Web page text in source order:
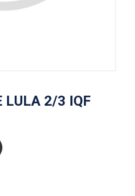
LULA 2/3 IQF